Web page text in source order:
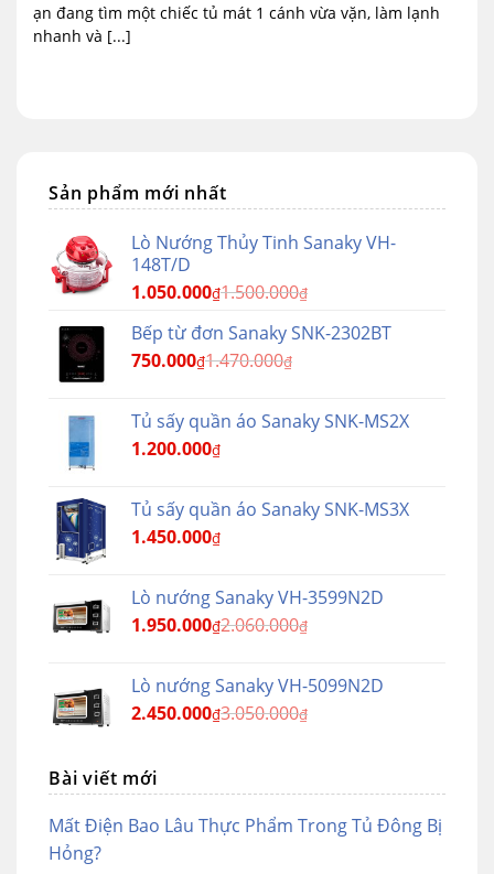
ạn đang tìm một chiếc tủ mát 1 cánh vừa vặn, làm lạnh
nhanh và [...]
Sản phẩm mới nhất
Lò Nướng Thủy Tinh Sanaky VH-
148T/D
1.050.000₫1.500.000₫
Bếp từ đơn Sanaky SNK-2302BT
750.000₫1.470.000₫
Tủ sấy quần áo Sanaky SNK-MS2X
1.200.000₫
Tủ sấy quần áo Sanaky SNK-MS3X
1.450.000₫
Lò nướng Sanaky VH-3599N2D
1.950.000₫2.060.000₫
Lò nướng Sanaky VH-5099N2D
2.450.000₫3.050.000₫
Bài viết mới
Mất Điện Bao Lâu Thực Phẩm Trong Tủ Đông Bị
Hỏng?